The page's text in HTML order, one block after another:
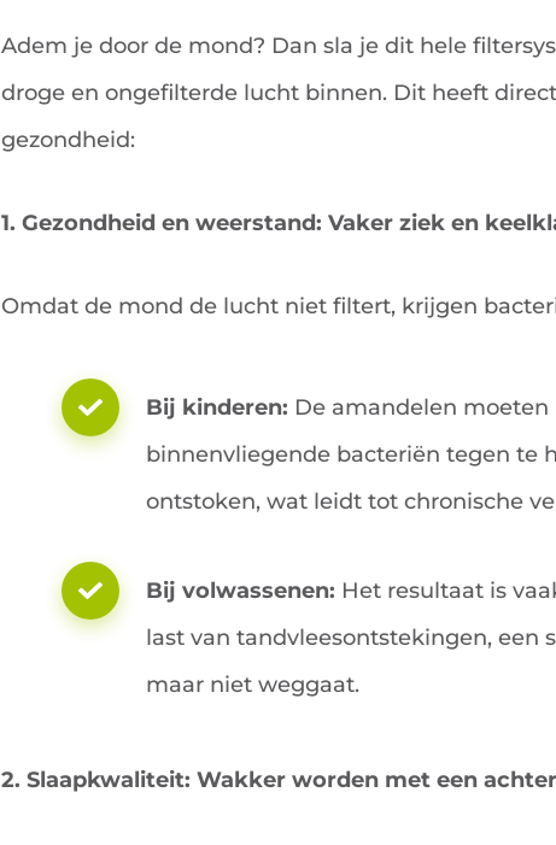
Adem je door de mond? Dan sla je dit hele
droge en ongefilterde lucht binnen. Dit heeft
gezondheid:
1. Gezondheid en weerstand: Vaker ziek en
Omdat de mond de lucht niet filtert, krijgen
Bij kinderen: De amandelen
binnenvliegende bacteriën tegen te
ontstoken, wat leidt tot chronische
Bij volwassenen: Het resultaat is
last van tandvleesontstekingen, een
maar niet weggaat.
2. Slaapkwaliteit: Wakker worden met een